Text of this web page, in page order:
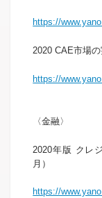
https://
2020 CAE市場の
https://
〈金融〉
2020年版 クレ
月）
https://